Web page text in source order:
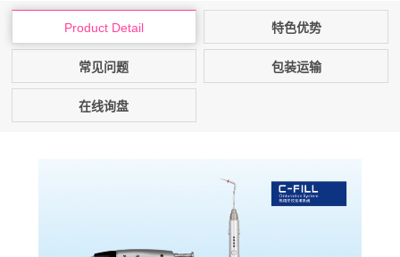
Product Detail 特色优势
常见问题 包装运输
在线询盘